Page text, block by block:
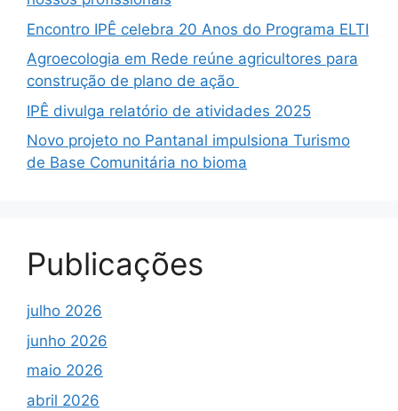
Encontro IPÊ celebra 20 Anos do Programa ELTI
Agroecologia em Rede reúne agricultores para
construção de plano de ação
IPÊ divulga relatório de atividades 2025
Novo projeto no Pantanal impulsiona Turismo
de Base Comunitária no bioma
Publicações
julho 2026
junho 2026
maio 2026
abril 2026